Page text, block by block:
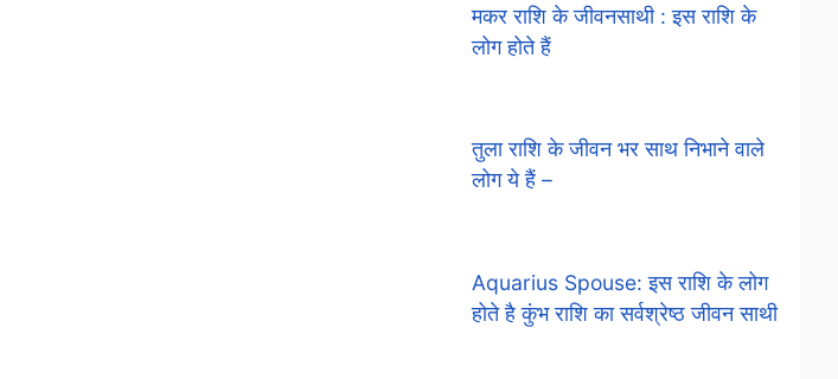
मकर राशि के जीवनसाथी : इस राशि के
लोग होते हैं
तुला राशि के जीवन भर साथ निभाने वाले
लोग ये हैं –
Aquarius Spouse: इस राशि के लोग
होते है कुंभ राशि का सर्वश्रेष्ठ जीवन साथी